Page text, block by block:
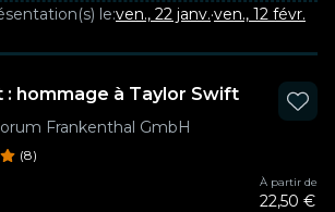
le:ven., 22 janv.·ven., 12 févr.
: hommage à Taylor Swift
Frankenthal GmbH
(8)
À partir de
22,50 €